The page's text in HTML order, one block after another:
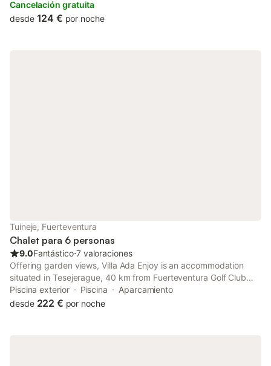
smoking and is set 1.1 km from Las Agujas.
Cancelación gratuita
desde 124 € por noche
Tuineje, Fuerteventura
Chalet para 6 personas
9.0Fantástico⋅7 valoraciones
Offering garden views, Villa Ada Enjoy is an accommodation
situated in Tesejerague, 40 km from Fuerteventura Golf Club
and 40 km from Eco Museo de Alcogida. This villa features a
private pool, a garden and free private parking.
Piscina exterior Piscina
Aparcamiento
desde 222 € por noche